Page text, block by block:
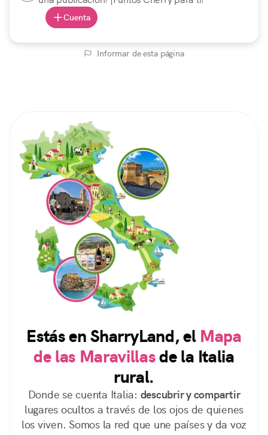
Cuenta
Informar de esta página
Estás en SharryLand, el Mapa
de las Maravillasde la Italia
rural.
Donde se cuenta Italia: descubrir y compartir
lugares ocultos a través de los ojos de quienes
los viven. Somos la red que une países y da voz